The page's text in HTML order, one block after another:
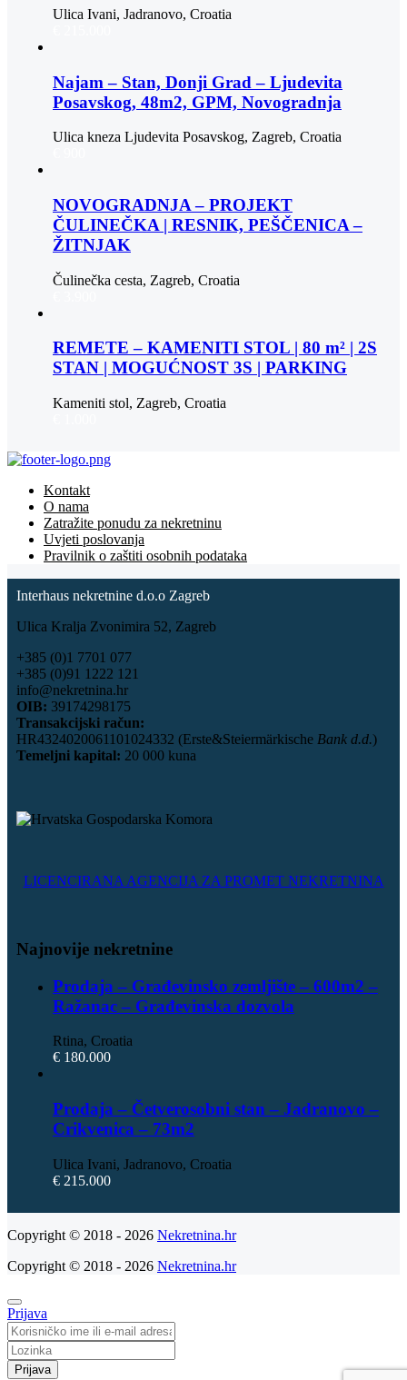
Ulica Ivani, Jadranovo, Croatia
Najam – Stan, Donji Grad – Ljudevita
Posavskog, 48m2, GPM, Novogradnja
Ulica kneza Ljudevita Posavskog, Zagreb, Croatia
NOVOGRADNJA – PROJEKT
ČULINEČKA | RESNIK, PEŠČENICA –
ŽITNJAK
Čulinečka cesta, Zagreb, Croatia
REMETE – KAMENITI STOL | 80 m² | 2S
STAN | MOGUĆNOST 3S | PARKING
Kameniti stol, Zagreb, Croatia
Kontakt
O nama
Zatražite ponudu za nekretninu
Uvjeti poslovanja
Pravilnik o zaštiti osobnih podataka
Interhaus nekretnine d.o.o Zagreb
Ulica Kralja Zvonimira 52, Zagreb
+385 (0)1 7701 077
+385 (0)91 1222 121
info@nekretnina.hr
OIB: 39174298175
Transakcijski račun:
HR4324020061101024332 (Erste&Steiermärkische Bank d.d.)
Temeljni kapital: 20 000 kuna
LICENCIRANA AGENCIJA ZA PROMET NEKRETNINA
Najnovije nekretnine
Prodaja – Građevinsko zemljište – 600m2 –
Ražanac – Građevinska dozvola
Rtina, Croatia
€ 180.000
Prodaja – Četverosobni stan – Jadranovo –
Crikvenica – 73m2
Ulica Ivani, Jadranovo, Croatia
€ 215.000
Copyright © 2018 - 2026 Nekretnina.hr
Copyright © 2018 - 2026 Nekretnina.hr
Prijava
Prijava